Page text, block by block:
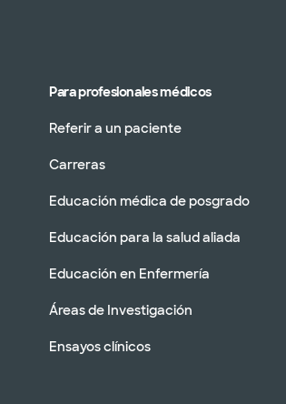
Para profesionales médicos
Referir a un paciente
Carreras
Educación médica de posgrado
Educación para la salud aliada
Educación en Enfermería
Áreas de Investigación
Ensayos clínicos